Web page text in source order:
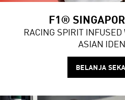
F1®
RACING SPIRIT
ASIAN
BELANJA